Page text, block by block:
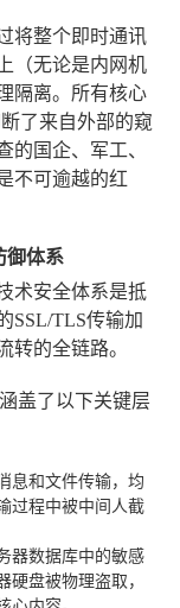
将整个即时通讯
（无论是内网机
隔离。所有核心
了来自外部的窥
的国企、军工、
不可逾越的红
御体系
术安全体系是抵
SSL/TLS传输加
转的全链路。
盖了以下关键层
息和文件传输，均
过程中被中间人截
器数据库中的敏感
盘被物理盗取，